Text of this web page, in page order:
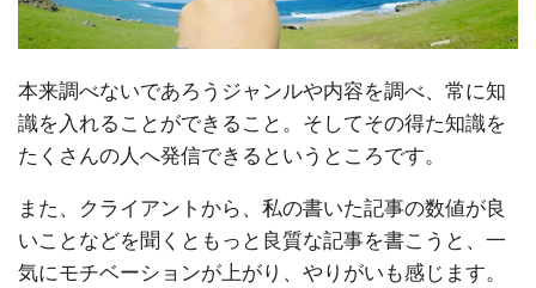
本来調べないであろうジャンルや内容を調べ、常に知
識を入れることができること。そしてその得た知識を
たくさんの人へ発信できるというところです。
また、クライアントから、私の書いた記事の数値が良
いことなどを聞くともっと良質な記事を書こうと、一
気にモチベーションが上がり、やりがいも感じます。